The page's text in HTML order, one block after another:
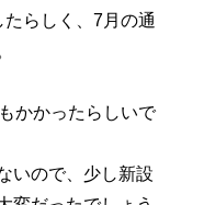
らしく、7月の通
かかったらしいで
いので、少し新設